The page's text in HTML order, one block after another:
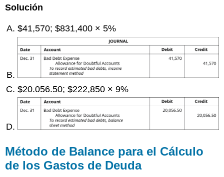
Solución
$41,570; $831,400 × 5%
$20.056.50; $222,850 × 9%
Método de Balance para el Cálculo
de los Gastos de Deuda